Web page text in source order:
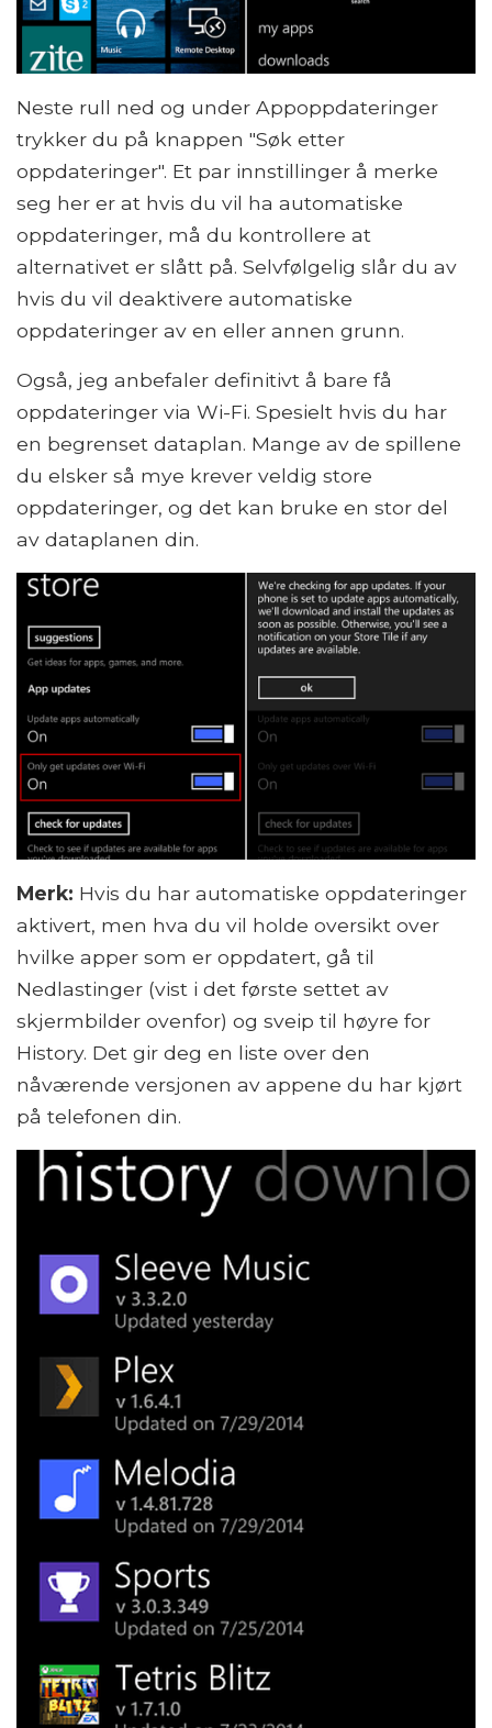
Neste rull ned og under Appoppdateringer
trykker du på knappen "Søk etter
oppdateringer". Et par innstillinger å merke
seg her er at hvis du vil ha automatiske
oppdateringer, må du kontrollere at
alternativet er slått på. Selvfølgelig slår du av
hvis du vil deaktivere automatiske
oppdateringer av en eller annen grunn.
Også, jeg anbefaler definitivt å bare få
oppdateringer via Wi-Fi. Spesielt hvis du har
en begrenset dataplan. Mange av de spillene
du elsker så mye krever veldig store
oppdateringer, og det kan bruke en stor del
av dataplanen din.
Merk: Hvis du har automatiske oppdateringer
aktivert, men hva du vil holde oversikt over
hvilke apper som er oppdatert, gå til
Nedlastinger (vist i det første settet av
skjermbilder ovenfor) og sveip til høyre for
History. Det gir deg en liste over den
nåværende versjonen av appene du har kjørt
på telefonen din.